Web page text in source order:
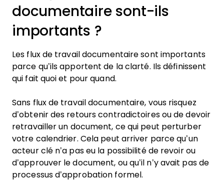
documentaire sont-ils
importants ?
Les flux de travail documentaire sont importants
parce qu’ils apportent de la clarté. Ils définissent
qui fait quoi et pour quand.
Sans flux de travail documentaire, vous risquez
d’obtenir des retours contradictoires ou de devoir
retravailler un document, ce qui peut perturber
votre calendrier. Cela peut arriver parce qu’un
acteur clé n’a pas eu la possibilité de revoir ou
d’approuver le document, ou qu’il n’y avait pas de
processus d’approbation formel.